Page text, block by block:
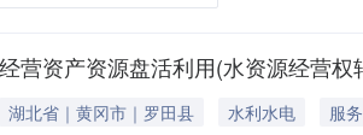
营资产资源盘活利用(水资源经营
湖北省｜黄冈市｜罗田县 水利水电
服务